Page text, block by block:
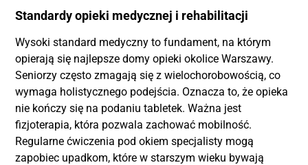
Standardy opieki medycznej i rehabilitacji
Wysoki standard medyczny to fundament, na którym
opierają się najlepsze domy opieki okolice Warszawy.
Seniorzy często zmagają się z wielochorobowością, co
wymaga holistycznego podejścia. Oznacza to, że opieka
nie kończy się na podaniu tabletek. Ważna jest
fizjoterapia, która pozwala zachować mobilność.
Regularne ćwiczenia pod okiem specjalisty mogą
zapobiec upadkom, które w starszym wieku bywają